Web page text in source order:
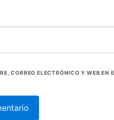
CORREO ELECTRÓNICO Y WEB